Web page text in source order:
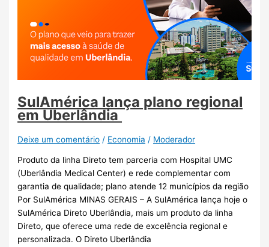
SulAmérica lança plano regional
em Uberlândia
Deixe um comentário / Economia / Moderador
Produto da linha Direto tem parceria com Hospital UMC
(Uberlândia Medical Center) e rede complementar com
garantia de qualidade; plano atende 12 municípios da região
Por SulAmérica MINAS GERAIS – A SulAmérica lança hoje o
SulAmérica Direto Uberlândia, mais um produto da linha
Direto, que oferece uma rede de excelência regional e
personalizada. O Direto Uberlândia